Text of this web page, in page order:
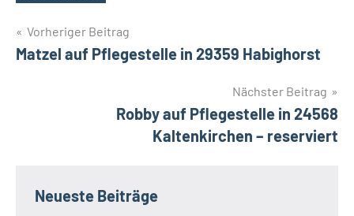
Beitragsnavigation
Vorheriger Beitrag
Matzel auf Pflegestelle in 29359 Habighorst
Nächster Beitrag
Robby auf Pflegestelle in 24568
Kaltenkirchen – reserviert
Neueste Beiträge